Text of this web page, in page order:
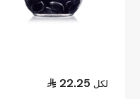
22.25 لكل